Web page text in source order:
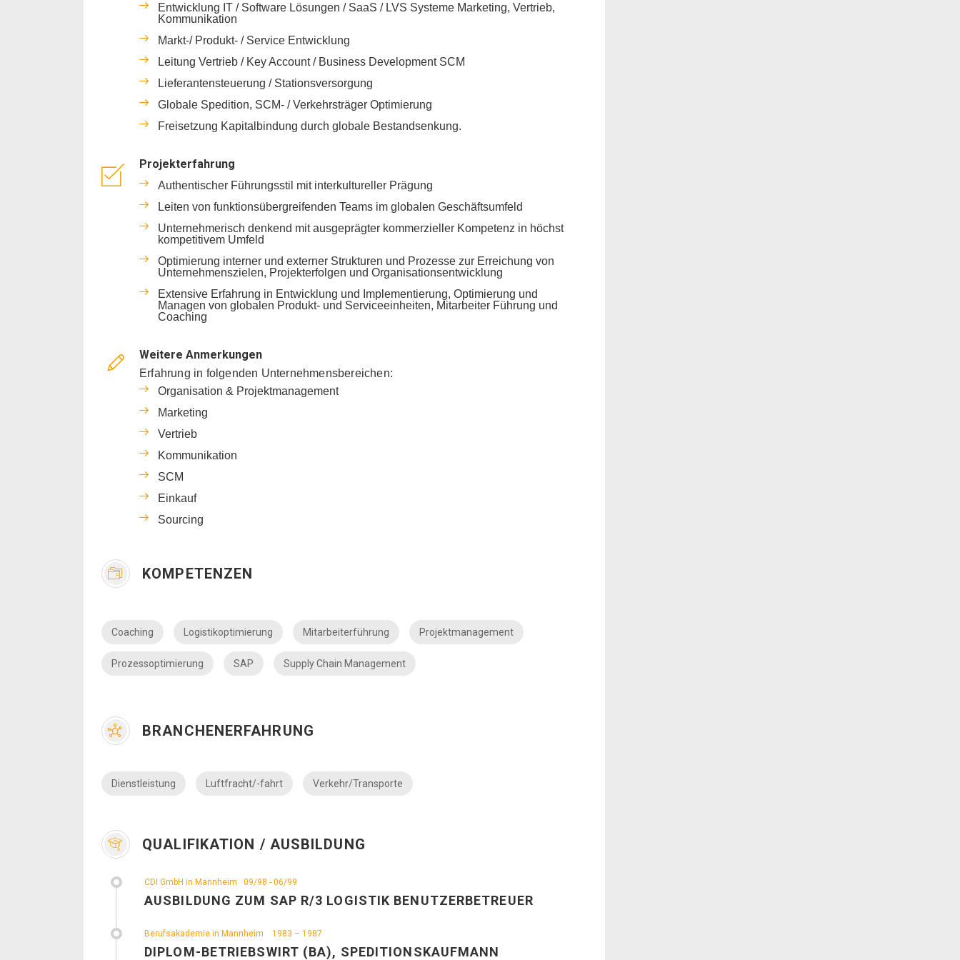
Entwicklung IT / Software Lösungen / SaaS / LVS Systeme Marketing, Vertrieb,
Kommunikation
Markt-/ Produkt- / Service Entwicklung
Leitung Vertrieb / Key Account / Business Development SCM
Lieferantensteuerung / Stationsversorgung
Globale Spedition, SCM- / Verkehrsträger Optimierung
Freisetzung Kapitalbindung durch globale Bestandsenkung.
Projekterfahrung
Authentischer Führungsstil mit interkultureller Prägung
Leiten von funktionsübergreifenden Teams im globalen Geschäftsumfeld
Unternehmerisch denkend mit ausgeprägter kommerzieller Kompetenz in höchst
kompetitivem Umfeld
Optimierung interner und externer Strukturen und Prozesse zur Erreichung von
Unternehmenszielen, Projekterfolgen und Organisationsentwicklung
Extensive Erfahrung in Entwicklung und Implementierung, Optimierung und
Managen von globalen Produkt- und Serviceeinheiten, Mitarbeiter Führung und
Coaching
Weitere Anmerkungen
Erfahrung in folgenden Unternehmensbereichen:
Organisation & Projektmanagement
Marketing
Vertrieb
Kommunikation
SCM
Einkauf
Sourcing
KOMPETENZEN
Coaching Logistikoptimierung Mitarbeiterführung Projektmanagement
Prozessoptimierung SAP Supply Chain Management
BRANCHENERFAHRUNG
Dienstleistung Luftfracht/-fahrt Verkehr/Transporte
QUALIFIKATION / AUSBILDUNG
CDI GmbH in Mannheim 09/98 - 06/99
AUSBILDUNG ZUM SAP R/3 LOGISTIK BENUTZERBETREUER
Berufsakademie in Mannheim 1983 – 1987
DIPLOM-BETRIEBSWIRT (BA), SPEDITIONSKAUFMANN